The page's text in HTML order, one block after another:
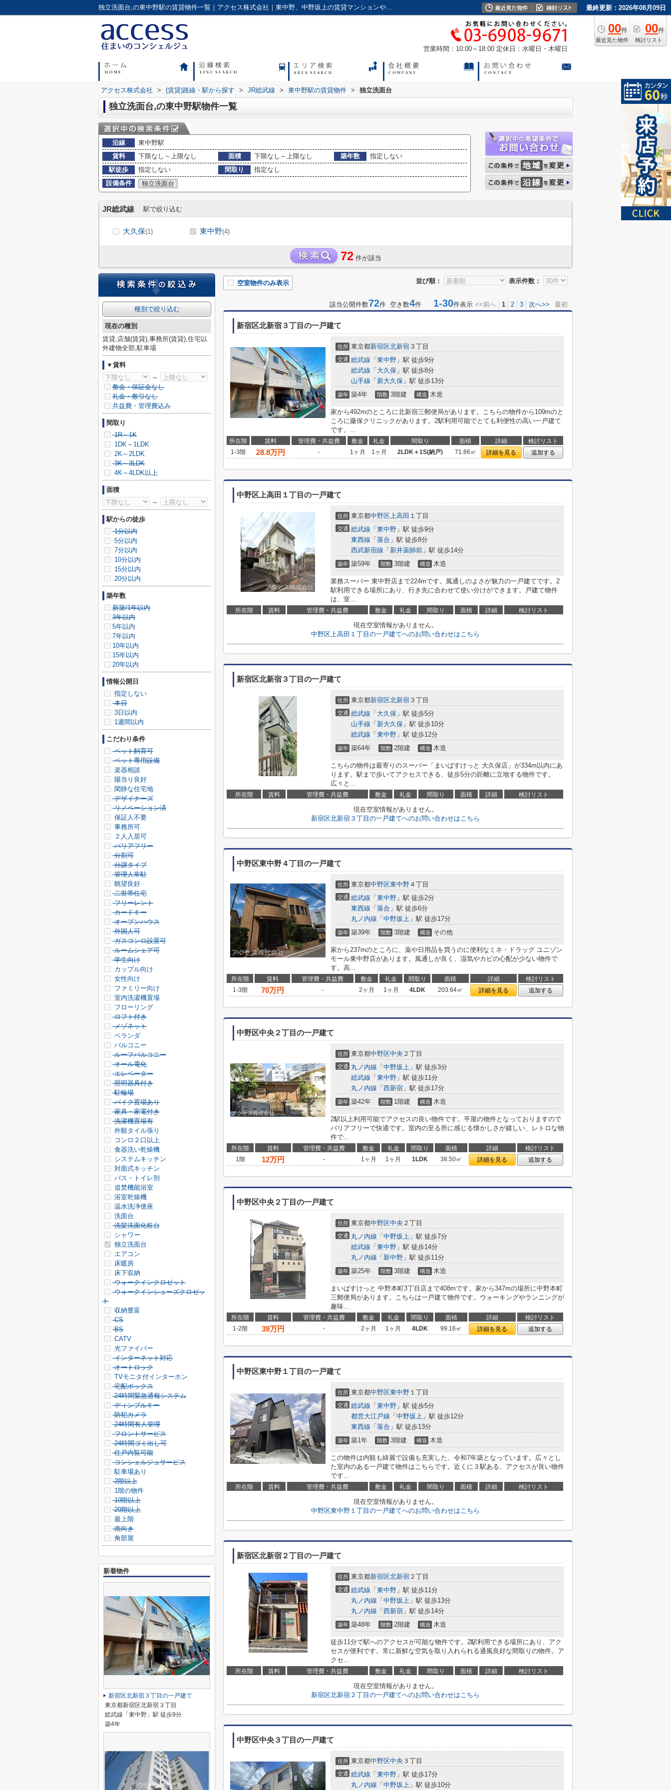
独立洗面台,の東中野駅の賃貸物件一覧｜アクセス株式会社｜東中野、中野坂上の賃貸マンションやアパートに強い不動産会社 最終更新：2026年08月09日
00件
最近見た物件
00件
検討リスト
営業時間：10:00～18:00 定休日：水曜日・木曜日
アクセス株式会社 > (賃貸)路線・駅から探す > JR総武線 > 東中野駅の賃貸物件 > 独立洗面台
独立洗面台,の東中野駅物件一覧
沿線
東中野駅
賃料
下限なし～上限なし 面積 下限なし～上限なし 築年数
指定しない
駅徒歩
指定しない 間取り
指定なし
設備条件
独立洗面台
JR総武線 駅で絞り込む
大久保(1) 東中野(4)
72 件が該当
並び順： 表示件数：
空室物件のみ表示
該当公開件数72件 空き数4件 1-30件表示 <<前へ 1 2 3 次へ>> 最初
新宿区北新宿３丁目の一戸建て
住所 東京都新宿区北新宿 ３丁目
交通 総武線 「 東中野 」駅 徒歩9分
総武線 「 大久保 」駅 徒歩8分
山手線 「 新大久保 」駅 徒歩13分
築年 築4年 階数 3階建 構造 木造
家から492mのところに北新宿三郵便局があります。こちらの物件から109mのと
ころに藤保クリニックがあります。2駅利用可能でとても利便性の高い一戸建て
です。...
所在階 賃料 管理費・共益費 敷金 礼金 間取り 面積 詳細
検討リスト
1-3階
28.8万円 - 1ヶ月 1ヶ月 2LDK＋1S(納戸) 71.86㎡ 詳細を見る 追加する
中野区上高田１丁目の一戸建て
住所 東京都中野区上高田 １丁目
交通 総武線 「 東中野 」駅 徒歩9分
東西線 「 落合 」駅 徒歩8分
西武新宿線 「 新井薬師前 」駅 徒歩14分
築年 築59年 階数 3階建 構造 木造
業務スーパー 東中野店まで224mです。風通しのよさが魅力の一戸建てです。2
駅利用できる場所にあり、行き先に合わせて使い分けができます。戸建て物件
は、室...
所在階 賃料 管理費・共益費 敷金 礼金 間取り 面積 詳細 検討リスト
現在空室情報がありません。
中野区上高田１丁目の一戸建てへのお問い合わせはこちら
新宿区北新宿３丁目の一戸建て
住所 東京都新宿区北新宿 ３丁目
交通 総武線 「 大久保 」駅 徒歩5分
山手線 「 新大久保 」駅 徒歩10分
総武線 「 東中野 」駅 徒歩12分
築年 築64年 階数 2階建 構造 木造
こちらの物件は最寄りのスーパー「まいばすけっと 大久保店」が334m以内にあ
ります。駅まで歩いてアクセスできる、徒歩5分の距離に立地する物件です。
広々と...
所在階 賃料 管理費・共益費 敷金 礼金 間取り 面積 詳細 検討リスト
現在空室情報がありません。
新宿区北新宿３丁目の一戸建てへのお問い合わせはこちら
中野区東中野４丁目の一戸建て
住所 東京都中野区東中野 ４丁目
交通 総武線 「 東中野 」駅 徒歩2分
東西線 「 落合 」駅 徒歩6分
丸ノ内線 「 中野坂上 」駅 徒歩17分
築年 築39年 階数 3階建 構造 その他
家から237mのところに、薬や日用品を買うのに便利なミネ・ドラッグ ユニゾン
モール東中野店があります。風通しが良く、湿気やカビの心配が少ない物件で
す。高...
所在階 賃料 管理費・共益費 敷金 礼金 間取り 面積 詳細
検討リスト
1-3階
70万円 - 2ヶ月 1ヶ月 4LDK 203.64㎡ 詳細を見る 追加する
中野区中央２丁目の一戸建て
住所 東京都中野区中央 ２丁目
交通 丸ノ内線 「 中野坂上 」駅 徒歩3分
総武線 「 東中野 」駅 徒歩11分
丸ノ内線 「 西新宿 」駅 徒歩17分
築年 築42年 階数 1階建 構造 木造
2駅以上利用可能でアクセスの良い物件です。平屋の物件となっておりますので
バリアフリーで快適です。室内の至る所に感じる懐かしさが嬉しい、レトロな物
件で...
所在階 賃料 管理費・共益費 敷金 礼金 間取り 面積 詳細
検討リスト
1階
12万円 - 1ヶ月 1ヶ月 1LDK 38.50㎡ 詳細を見る 追加する
中野区中央２丁目の一戸建て
住所 東京都中野区中央 ２丁目
交通 丸ノ内線 「 中野坂上 」駅 徒歩7分
総武線 「 東中野 」駅 徒歩14分
丸ノ内線 「 新中野 」駅 徒歩11分
築年 築25年 階数 3階建 構造 木造
まいばすけっと 中野本町3丁目店まで408mです。家から347mの場所に中野本町
三郵便局があります。こちらは一戸建て物件です。ウォーキングやランニングが
趣味...
所在階 賃料 管理費・共益費 敷金 礼金 間取り 面積 詳細
検討リスト
1-2階
39万円 - 2ヶ月 1ヶ月 4LDK 99.16㎡ 詳細を見る 追加する
中野区東中野１丁目の一戸建て
住所 東京都中野区東中野 １丁目
交通 総武線 「 東中野 」駅 徒歩5分
都営大江戸線 「 中野坂上 」駅 徒歩12分
東西線 「 落合 」駅 徒歩13分
築年 築1年 階数 3階建 構造 木造
この物件は内観も綺麗で設備も充実した、令和7年築となっています。広々とし
た室内のある一戸建て物件はこちらです。近くに３駅ある、アクセスが良い物件
です...
所在階 賃料 管理費・共益費 敷金 礼金 間取り 面積 詳細 検討リスト
現在空室情報がありません。
中野区東中野１丁目の一戸建てへのお問い合わせはこちら
新宿区北新宿２丁目の一戸建て
住所 東京都新宿区北新宿 ２丁目
交通 総武線 「 東中野 」駅 徒歩11分
丸ノ内線 「 中野坂上 」駅 徒歩13分
丸ノ内線 「 西新宿 」駅 徒歩14分
築年 築48年 階数 2階建 構造 木造
徒歩11分で駅へのアクセスが可能な物件です。2駅利用できる場所にあり、アク
セスが便利です。常に新鮮な空気を取り入れられる通風良好な間取りの物件。ア
クセ...
所在階 賃料 管理費・共益費 敷金 礼金 間取り 面積 詳細 検討リスト
現在空室情報がありません。
新宿区北新宿２丁目の一戸建てへのお問い合わせはこちら
中野区中央３丁目の一戸建て
住所 東京都中野区中央 ３丁目
交通 総武線 「 東中野 」駅 徒歩17分
丸ノ内線 「 中野坂上 」駅 徒歩10分
種別で絞り込む
現在の種別
賃貸,店舗(賃貸),事務所(賃貸),住宅以
外建物全部,駐車場
▼賃料
～
敷金・保証金なし
礼金・敷引なし
共益費・管理費込み
間取り
1R～1K
1DK～1LDK
2K～2LDK
3K～3LDK
4K～4LDK以上
面積
～
駅からの徒歩
1分以内
5分以内
7分以内
10分以内
15分以内
20分以内
築年数
新築/1年以内
3年以内
5年以内
7年以内
10年以内
15年以内
20年以内
情報公開日
指定しない
本日
3日以内
1週間以内
こだわり条件
ペット飼育可
ペット専用設備
楽器相談
陽当り良好
閑静な住宅地
デザイナーズ
リノベーション済
保証人不要
事務所可
２人入居可
バリアフリー
分割可
分譲タイプ
管理人常駐
眺望良好
二世帯住宅
フリーレント
カードキー
オープンハウス
外国人可
ガスコンロ設置可
ルームシェア可
学生向け
カップル向け
女性向け
ファミリー向け
室内洗濯機置場
フローリング
ロフト付き
メゾネット
ベランダ
バルコニー
ルーフバルコニー
オール電化
エレベーター
照明器具付き
駐輪場
バイク置場あり
家具・家電付き
洗濯機置場有
外観タイル張り
コンロ２口以上
食器洗い乾燥機
システムキッチン
対面式キッチン
バス・トイレ別
追焚機能浴室
浴室乾燥機
温水洗浄便座
洗面台
洗髪洗面化粧台
シャワー
独立洗面台
エアコン
床暖房
床下収納
ウォークインクロゼット
ウォークインシューズクロゼッ
ト
収納豊富
CS
BS
CATV
光ファイバー
インターネット対応
オートロック
TVモニタ付インターホン
宅配ボックス
24時間緊急通報システム
ディンプルキー
防犯カメラ
24時間有人管理
フロントサービス
24時間ゴミ出し可
住戸内覧可能
コンシェルジュサービス
駐車場あり
2階以上
1階の物件
10階以上
20階以上
最上階
南向き
角部屋
新着物件
新宿区北新宿３丁目の一戸建て
東京都新宿区北新宿３丁目
総武線「東中野」駅 徒歩9分
築4年